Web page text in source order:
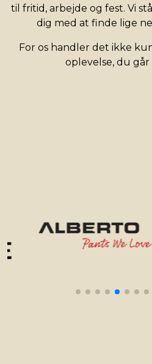
til fritid, arbejde og fest. Vi
dig med at finde lige
For os handler det ikke
oplevelse, du